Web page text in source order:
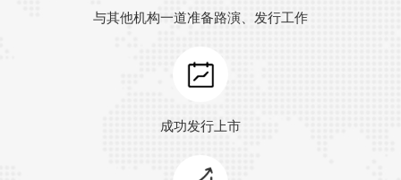
与其他机构一道准备路演、发行工作
成功发行上市